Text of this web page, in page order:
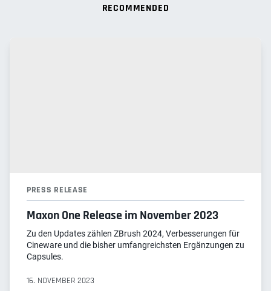
RECOMMENDED
PRESS RELEASE
Maxon One Release im November 2023
Zu den Updates zählen ZBrush 2024, Verbesserungen für
Cineware und die bisher umfangreichsten Ergänzungen zu
Capsules.
16. NOVEMBER 2023